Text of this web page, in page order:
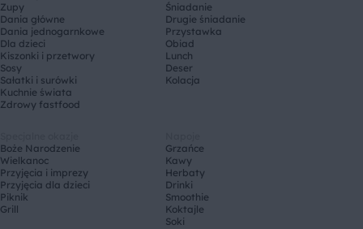
Zupy
Dania główne
Dania jednogarnkowe
Dla dzieci
Kiszonki i przetwory
Sosy
Sałatki i surówki
Kuchnie świata
Zdrowy fastfood
Śniadanie
Drugie śniadanie
Przystawka
Obiad
Lunch
Deser
Kolacja
Boże Narodzenie
Wielkanoc
Przyjęcia i imprezy
Przyjęcia dla dzieci
Piknik
Grill
Grzańce
Kawy
Herbaty
Drinki
Smoothie
Koktajle
Soki